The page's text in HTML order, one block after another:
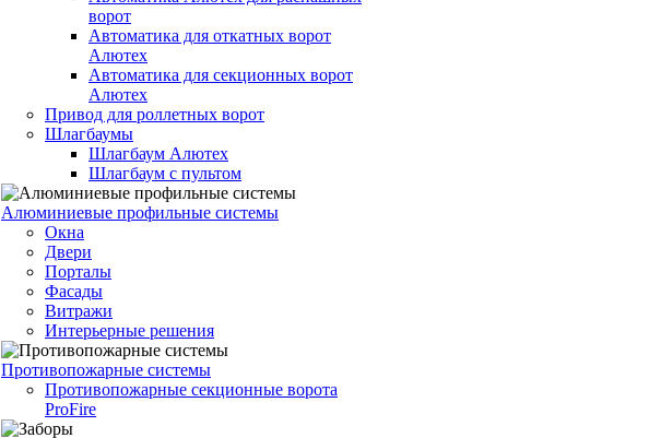
ворот
Автоматика для откатных ворот
Алютех
Автоматика для секционных ворот
Алютех
Привод для роллетных ворот
Шлагбаумы
Шлагбаум Алютех
Шлагбаум с пультом
Алюминиевые профильные системы
Окна
Двери
Порталы
Фасады
Витражи
Интерьерные решения
Противопожарные системы
Противопожарные секционные ворота
ProFire